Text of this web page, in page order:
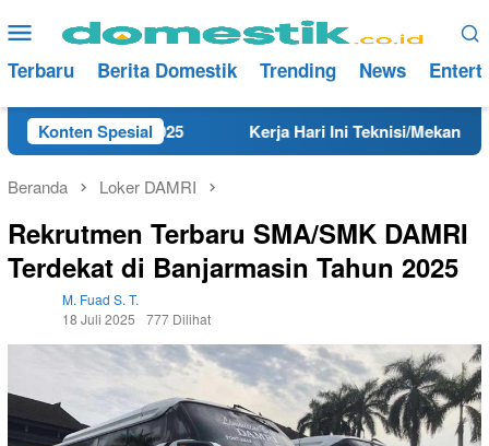
ke
konten
Menu
Mobile
Terbaru Berita Domestik Trending News
Konten Spesial
Tahun 2025 Kerja Hari Ini Teknisi/Mekanik DAMRI
Beranda Loker DAMRI
Rekrutmen Terbaru SMA/SMK DAMRI
Terdekat di Banjarmasin Tahun 2025
M. Fuad S. T.
18 Juli 2025
777 Dilihat